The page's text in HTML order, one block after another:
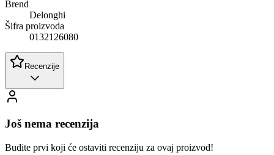
Brend
Delonghi
Šifra proizvoda
0132126080
Recenzije
Još nema recenzija
Budite prvi koji će ostaviti recenziju za ovaj proizvod!